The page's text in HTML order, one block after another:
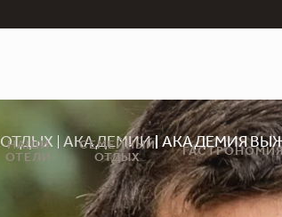
НАШИ
ОТЕЛИ
СЕМЕЙНЫЙ
ОТДЫХ
АКАДЕМИИ АКАДЕМИЯ